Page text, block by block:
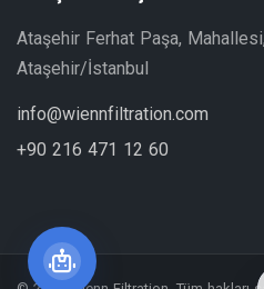
Ataşehir Ferhat Paşa,
Ataşehir/İstanbul
info@wiennfiltration.com
+90 216 471 12 60